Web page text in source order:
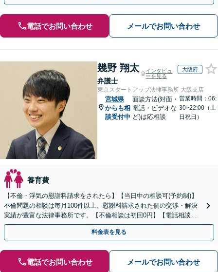
電話でお問い合わせ メールでお問い合わせ
幾野 翔太
弁護士
インタビュ
ーを見る
大阪府
東京スタートアップ法律事務所 大阪支店
宮城県
からも相
談受付中
面談方法(対面・
電話・ビデオな
ど)は応相談
営業時間：06:
30~22:00（土
日祝日）
養育費
【不倫・浮気の慰謝料請求をされたら】【当日中の相談可(予約制)】
不倫問題の相談は毎月100件以上、慰謝料請求された側の交渉・解決
実績が豊富な法律事務所です。【不倫相談は初回0円】【電話相談で
ご契約まで対応可/来所不要】
料金表を見る
電話でお問い合わせ メールでお問い合わせ